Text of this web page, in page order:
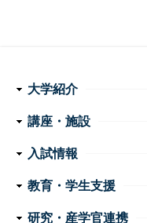
フ
タ
大学紹介
理念・使命
学長メッセージ
特色ある取り組み
運営組織
情報公開
講座・施設
医学科
看護学科
附属病院
センター・施設等
入試情報
医学部 医学科・看護学科
大学院医学系研究科
大学案内
イベント
お問い合わせ
教育・学生支援
教育
学生生活
特色ある教育プログラム
諸手続・諸証明
学生相談
研究・産学官連携